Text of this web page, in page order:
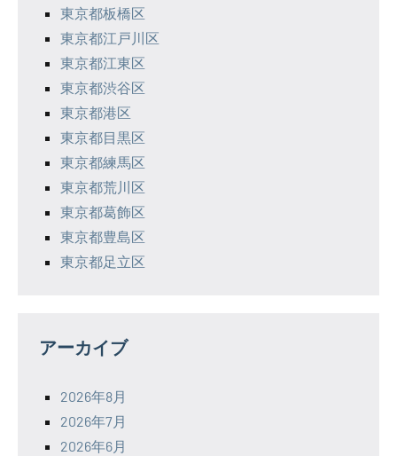
東京都板橋区
東京都江戸川区
東京都江東区
東京都渋谷区
東京都港区
東京都目黒区
東京都練馬区
東京都荒川区
東京都葛飾区
東京都豊島区
東京都足立区
アーカイブ
2026年8月
2026年7月
2026年6月